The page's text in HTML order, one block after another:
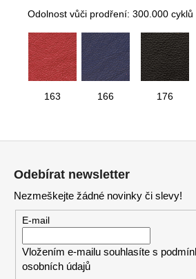
Odolnost vůči prodření: 300.000 cyklů
163 166 176
Odebírat newsletter
Nezmeškejte žádné novinky či slevy!
E-mail
Vložením e-mailu souhlasíte s
osobních údajů